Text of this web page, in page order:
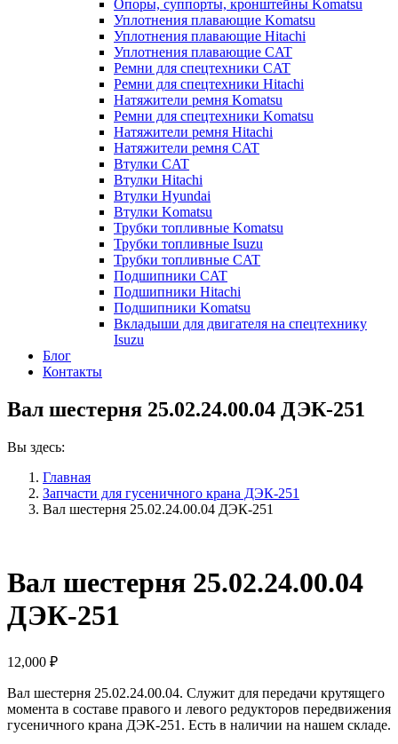
Опоры, суппорты, кронштейны Komatsu
Уплотнения плавающие Komatsu
Уплотнения плавающие Hitachi
Уплотнения плавающие CAT
Ремни для спецтехники CAT
Ремни для спецтехники Hitachi
Натяжители ремня Komatsu
Ремни для спецтехники Komatsu
Натяжители ремня Hitachi
Натяжители ремня CAT
Втулки CAT
Втулки Hitachi
Втулки Hyundai
Втулки Komatsu
Трубки топливные Komatsu
Трубки топливные Isuzu
Трубки топливные CAT
Подшипники CAT
Подшипники Hitachi
Подшипники Komatsu
Вкладыши для двигателя на спецтехнику
Isuzu
Блог
Контакты
Вал шестерня 25.02.24.00.04 ДЭК-251
Вы здесь:
Главная
Запчасти для гусеничного крана ДЭК-251
Вал шестерня 25.02.24.00.04 ДЭК-251
Вал шестерня 25.02.24.00.04
ДЭК-251
12,000 ₽
Вал шестерня 25.02.24.00.04. Служит для передачи крутящего
момента в составе правого и левого редукторов передвижения
гусеничного крана ДЭК-251. Есть в наличии на нашем складе.